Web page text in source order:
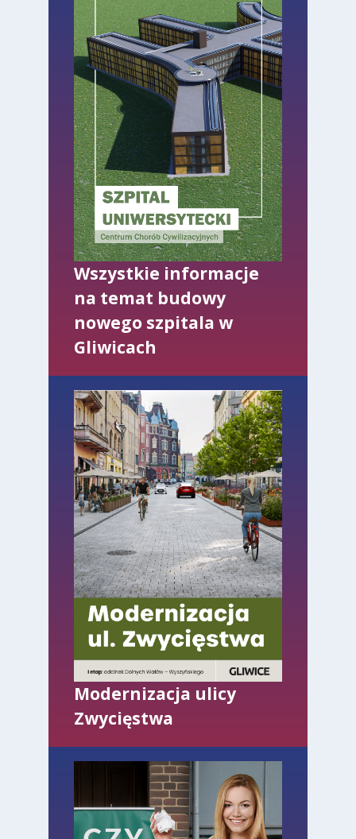
Wszystkie informacje
na temat budowy
nowego szpitala w
Gliwicach
Modernizacja ulicy
Zwycięstwa